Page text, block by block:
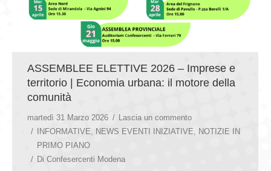
ASSEMBLEE ELETTIVE 2026 – Imprese e
territorio | Economia urbana: il motore della
comunità
martedì 31 Marzo 2026
Lascia un commento
INFORMATIVE
NEWS EVENTI INIZIATIVE
NOTIZIE IN
PRIMO PIANO
Di Confesercenti Modena